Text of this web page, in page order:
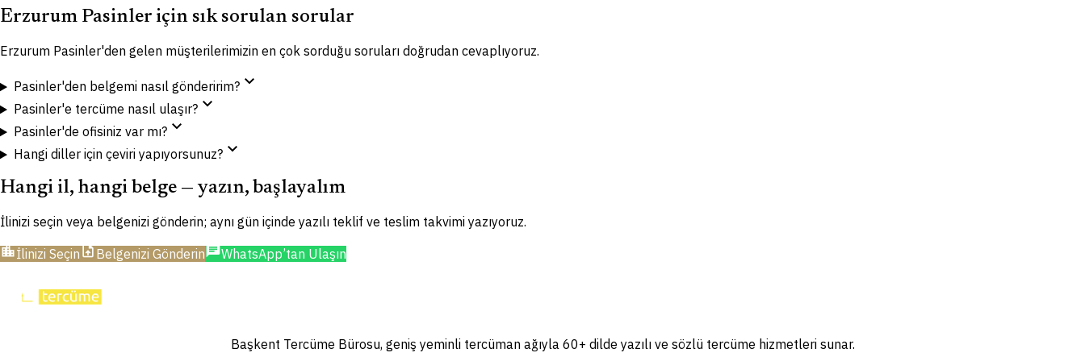
Erzurum Pasinler için sık sorulan sorular
Erzurum Pasinler'den gelen müşterilerimizin en çok sorduğu soruları doğrudan cevaplıyoruz.
Pasinler'den belgemi nasıl gönderirim?expand_more
Pasinler'e tercüme nasıl ulaşır?expand_more
Pasinler'de ofisiniz var mı?expand_more
Hangi diller için çeviri yapıyorsunuz?expand_more
Hangi il, hangi belge — yazın, başlayalım
İlinizi seçin veya belgenizi gönderin; aynı gün içinde yazılı teklif ve teslim takvimi yazıyoruz.
location_cityİlinizi Seçinupload_fileBelgenizi GönderinchatWhatsApp’tan Ulaşın
Başkent Tercüme Bürosu, geniş yeminli tercüman ağıyla 60+ dilde yazılı ve sözlü tercüme hizmetleri sunar.